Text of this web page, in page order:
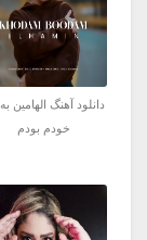
دانلود آهنگ الهامین
خودم بودم